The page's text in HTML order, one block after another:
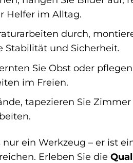
Helfer im Alltag.
durch,
Stabilität und Sicherheit.
Sie Obst oder
im Freien.
tapezieren Sie
nur ein Werkzeug – er ist
Erleben Sie die